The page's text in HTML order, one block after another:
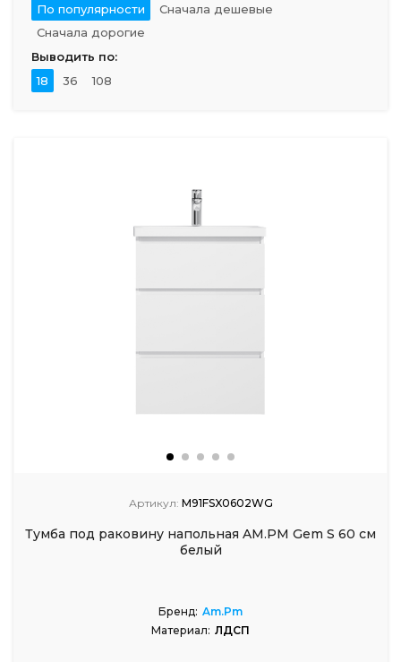
По популярности
Сначала дешевые
Сначала дорогие
Выводить по:
18
36 108
Артикул: M91FSX0602WG
Тумба под раковину напольная AM.PM Gem S 60 см
белый
Бренд: Am.Pm
Материал: ЛДСП